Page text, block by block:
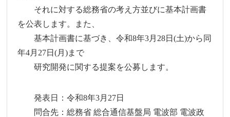
それに対する総務省の考え方並びに基本計画書
を公表します。また、
基本計画書に基づき、令和8年3月28日(土)から同
年4月27日(月)まで
研究開発に関する提案を公募します。
発表日：令和8年3月27日
問合先：総務省 総合通信基盤局 電波部 電波政